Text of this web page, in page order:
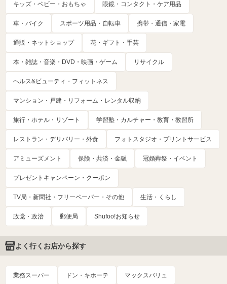
キッズ・ベビー・おもちゃ 眼鏡・コンタクト・ケア用品
車・バイク スポーツ用品・自転車 携帯・通信・家電
通販・ネットショップ 花・ギフト・手芸
本・雑誌・音楽・DVD・映画・ゲーム リサイクル
ヘルス&ビューティ・フィットネス
マンション・戸建・リフォーム・レンタル収納
旅行・ホテル・リゾート 学習塾・カルチャー・教育・教習所
レストラン・デリバリー・外食 フォトスタジオ・プリントサービス
アミューズメント 保険・共済・金融 冠婚葬祭・イベント
プレゼントキャンペーン・クーポン
TV局・新聞社・フリーペーパー・その他 生活・くらし
政党・政治 郵便局 Shufoo!お知らせ
よく行くお店から探す
業務スーパー ドン・キホーテ マックスバリュ